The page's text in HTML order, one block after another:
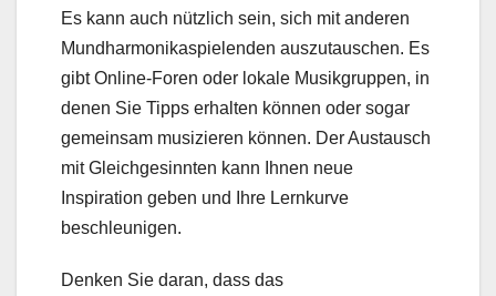
Es kann auch nützlich sein, sich mit anderen
Mundharmonikaspielenden auszutauschen. Es
gibt Online-Foren oder lokale Musikgruppen, in
denen Sie Tipps erhalten können oder sogar
gemeinsam musizieren können. Der Austausch
mit Gleichgesinnten kann Ihnen neue
Inspiration geben und Ihre Lernkurve
beschleunigen.
Denken Sie daran, dass das